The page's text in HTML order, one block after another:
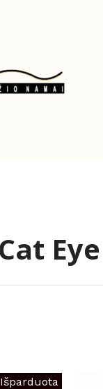
Eye
Išparduota